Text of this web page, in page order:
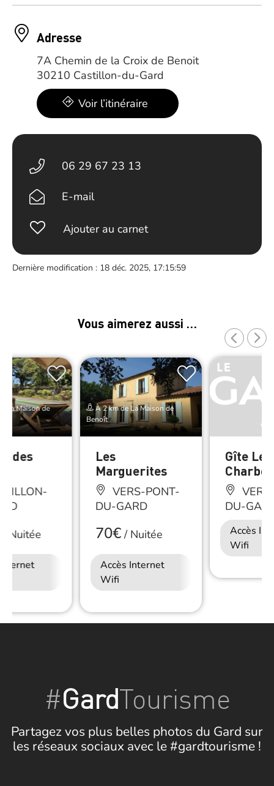
Adresse
7A Chemin de la Croix de Benoit
30210 Castillon-du-Gard
Voir l’itinéraire
06 29 67 23 13
E-mail
Ajouter au carnet
Dernière modification : 18 déc. 2025, 17:15:59
Vous aimerez aussi …
La Maison de
des
Nuitée
À 2 km de La Maison de
Benoît
Les
Marguerites
VERS-PONT-
DU-GARD
70€/Nuitée
Accès Internet
Wifi
Gîte Les
DU-
Accès
Wifi
#GardTourisme
Partagez vos plus belles photos du Gard sur
les réseaux sociaux avec le #gardtourisme !